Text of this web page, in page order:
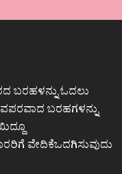
ಬರಹಳನ್ನು ಓದಲು
ಬರಹಗಳನ್ನು
ವೇದಿಕೆಒದಗಿಸುವುದು